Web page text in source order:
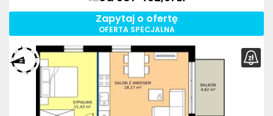
Zapytaj o ofertę
OFERTA SPECJALNA